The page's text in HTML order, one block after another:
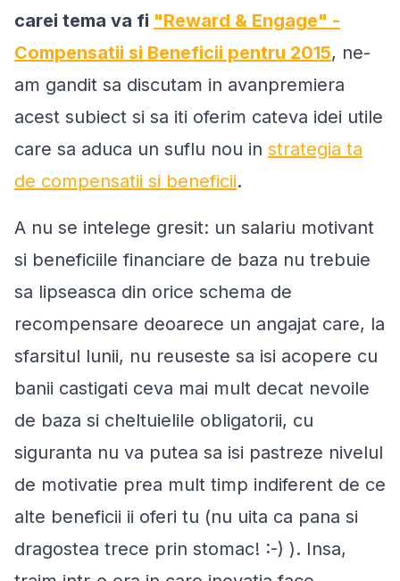
carei tema va fi "Reward & Engage" -
Compensatii si Beneficii pentru 2015, ne-
am gandit sa discutam in avanpremiera
acest subiect si sa iti oferim cateva idei utile
care sa aduca un suflu nou in strategia ta
de compensatii si beneficii.
A nu se intelege gresit: un salariu motivant
si beneficiile financiare de baza nu trebuie
sa lipseasca din orice schema de
recompensare deoarece un angajat care, la
sfarsitul lunii, nu reuseste sa isi acopere cu
banii castigati ceva mai mult decat nevoile
de baza si cheltuielile obligatorii, cu
siguranta nu va putea sa isi pastreze nivelul
de motivatie prea mult timp indiferent de ce
alte beneficii ii oferi tu (nu uita ca pana si
dragostea trece prin stomac! :-) ). Insa,